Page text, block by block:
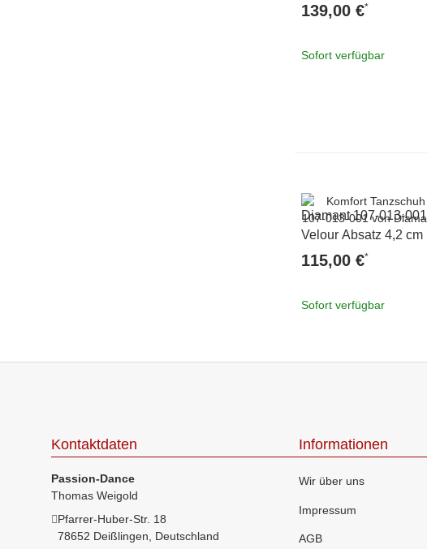
139,00 €*
Sofort verfügbar
Diamant 107-013-001
Velour Absatz 4,2 cm
115,00 €*
Sofort verfügbar
Kontaktdaten
Passion-Dance
Thomas Weigold
Pfarrer-Huber-Str. 18
78652 Deißlingen, Deutschland
Informationen
Wir über uns
Impressum
AGB